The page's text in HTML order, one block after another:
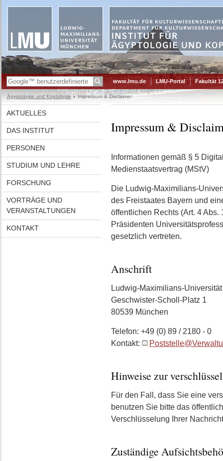
www.lmu.de LMU-Portal Fakultät
Ägyptologie und Koptologie Impressum & Disclaimer
AKTUELLES
DAS INSTITUT
PERSONEN
STUDIUM UND LEHRE
FORSCHUNG
VORTRÄGE UND
VERANSTALTUNGEN
KONTAKT
Impressum &
Informationen gemäß § 5
Medienstaatsvertrag (MStV)
Die Ludwig-Maximilians-
des Freistaates Bayern und
öffentlichen Rechts (Art. 4
Präsidenten
gesetzlich vertreten.
Anschrift
Ludwig-Maximilians-
Geschwister-Scholl-Platz 1
80539 München
Telefon: +49 (0) 89 / 2180 - 0
Kontakt:
Hinweise zur
Für den Fall, dass Sie eine
benutzen Sie bitte das
Verschlüsselung Ihrer
Zuständige